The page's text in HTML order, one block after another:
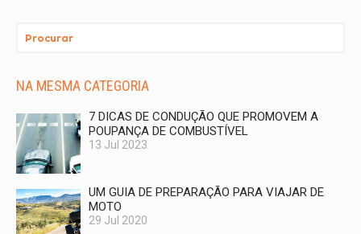
NA MESMA CATEGORIA
7 DICAS DE CONDUÇÃO QUE PROMOVEM A
POUPANÇA DE COMBUSTÍVEL
13 Jul 2023
UM GUIA DE PREPARAÇÃO PARA VIAJAR DE
MOTO
29 Jul 2020